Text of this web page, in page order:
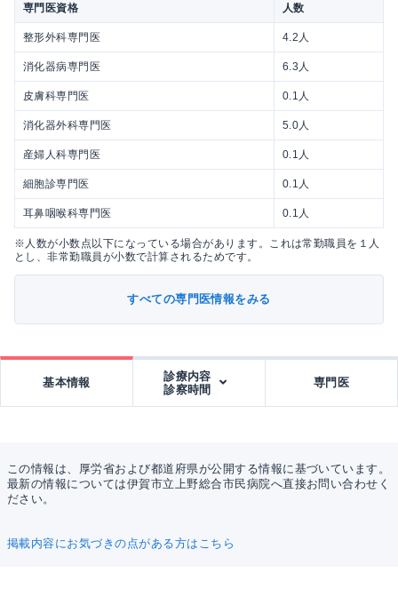
専門医資格 人数
整形外科専門医 4.2人
消化器病専門医 6.3人
皮膚科専門医 0.1人
消化器外科専門医 5.0人
産婦人科専門医 0.1人
細胞診専門医 0.1人
耳鼻咽喉科専門医 0.1人
※人数が小数点以下になっている場合があります。これは常勤職員を１人
とし、非常勤職員が小数で計算されるためです。
すべての専門医情報をみる
基本情報
診療内容
診察時間
専門医
この情報は、厚労省および都道府県が公開する情報に基づいています。
最新の情報については伊賀市立上野総合市民病院へ直接お問い合わせく
ださい。
掲載内容にお気づきの点がある方はこちら